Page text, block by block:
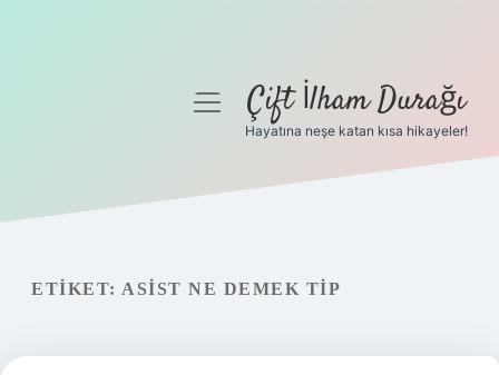
Gizlilik Politikası
menüyüÇift İlham Durağı
Hayatına neşe katan kısa hikayeler!
ETIKET: ASIST NE DEMEK TIP